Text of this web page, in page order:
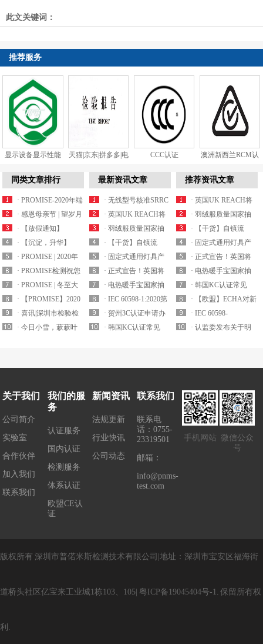
此文关键词：
推荐服务
显示设备显示性能
天猫|京东|拼多多|电
CCC认证
澳洲新西兰RCM认
同类文章排行
· PROMISE-2020年端
午节放假通...
· 感恩母亲节 | 望岁月
慢点走，愿时间...
· 【放假通知】
PROMISE检测202...
· 【沉淀，升华】
PROMISE检测年...
· PROMISE | 2020年
元旦放假通...
· PROMISE检测祝您
圣诞节快乐！
· PROMISE | 冬至大
如年，人间...
· 【PROMISE】2020
年春节放假通...
· 喜讯|深圳市检验检
测认证协会成立，...
· 今日小雪，蔌蔌叶
最新资讯文章
· 无线型号核准SRRC
认证最新产品...
· 英国UK REACH将
于2021年实施...
· 羽绒服质量国家抽
查细则内容解析
· 【干货】自镇流
LED灯产品国家监...
· 固定式通用灯具产
品质量国抽要求解...
· 正式宣告！英国将
拒绝承认CE认证...
· 电热暖手宝国家抽
查实施细则要求解...
· IEC 60598-1:2020第
九版已于2020...
· 贺州3C认证申请办
理机构
· 韩国KC认证常见
推荐资讯文章
· 英国UK REACH将
于2021年实施...
· 羽绒服质量国家抽
查细则内容解析
· 【干货】自镇流
LED灯产品国家监...
· 固定式通用灯具产
品质量国抽要求解...
· 正式宣告！英国将
拒绝承认CE认证...
· 电热暖手宝国家抽
查实施细则要求解...
· 韩国KC认证常见
EMC电磁兼容标...
· 【欧盟】ECHA对新
一批潜在的S...
· IEC 60598-
1:20202020年8月17号
· 认监委发布关于明
关于我们
公司简介
实验室
合作伙伴
加入我们
联系我们
我们的服
务
认证服务
国内认证
检测服务
体系认证
欧盟CE认
证
新闻资讯
法规更新
行业快讯
公司动态
联系我们
联系电
话：0755-
23319501
邮箱：
info@pnms-
test.com
手机网站 微信公众
号
版权所有 深圳市普偌米斯检测技术有限公司 地址： 深圳市宝安区福海街
道桥头社区亿宝来工业城1栋103、105 粤 ICP备 19045404号-1. 保留所有权
利 .